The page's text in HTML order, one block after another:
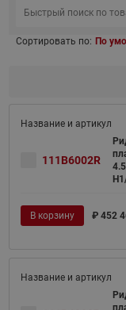
Сортировать по: По
111B6002R
В корзину ₽ 452